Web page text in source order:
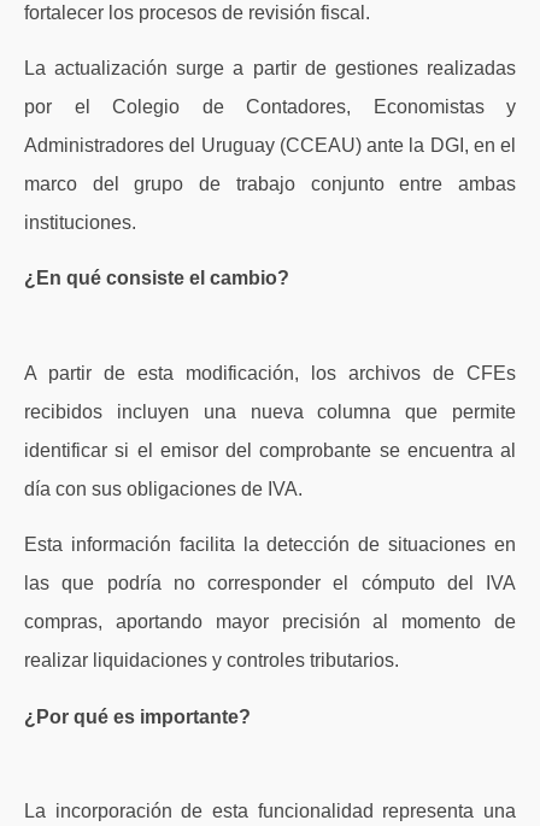
fortalecer los procesos de revisión fiscal.
La actualización surge a partir de gestiones realizadas
por el Colegio de Contadores, Economistas y
Administradores del Uruguay (CCEAU) ante la DGI, en el
marco del grupo de trabajo conjunto entre ambas
instituciones.
¿En qué consiste el cambio?
A partir de esta modificación, los archivos de CFEs
recibidos incluyen una nueva columna que permite
identificar si el emisor del comprobante se encuentra al
día con sus obligaciones de IVA.
Esta información facilita la detección de situaciones en
las que podría no corresponder el cómputo del IVA
compras, aportando mayor precisión al momento de
realizar liquidaciones y controles tributarios.
¿Por qué es importante?
La incorporación de esta funcionalidad representa una